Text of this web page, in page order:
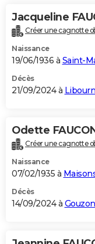
Jacqueline
Créer une cagnotte
Naissance
19/06/1936 à Saint-
Décès
21/09/2024 à
Odette
Créer une cagnotte
Naissance
07/02/1935 à
Décès
14/09/2024 à Gouzon